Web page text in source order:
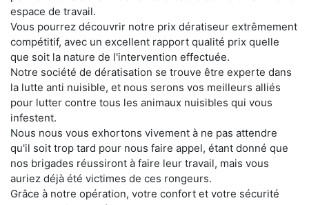
espace de travail.
Vous pourrez découvrir notre prix dératiseur extrêmement
compétitif, avec un excellent rapport qualité prix quelle
que soit la nature de l'intervention effectuée.
Notre société de dératisation se trouve être experte dans
la lutte anti nuisible, et nous serons vos meilleurs alliés
pour lutter contre tous les animaux nuisibles qui vous
infestent.
Nous nous vous exhortons vivement à ne pas attendre
qu'il soit trop tard pour nous faire appel, étant donné que
nos brigades réussiront à faire leur travail, mais vous
auriez déjà été victimes de ces rongeurs.
Grâce à notre opération, votre confort et votre sécurité